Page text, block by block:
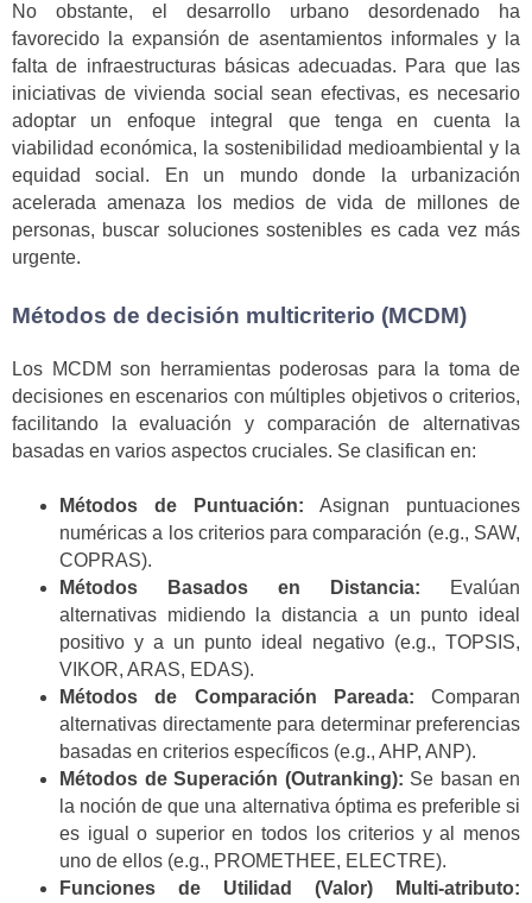
No obstante, el desarrollo urbano desordenado ha
favorecido la expansión de asentamientos informales y la
falta de infraestructuras básicas adecuadas. Para que las
iniciativas de vivienda social sean efectivas, es necesario
adoptar un enfoque integral que tenga en cuenta la
viabilidad económica, la sostenibilidad medioambiental y la
equidad social. En un mundo donde la urbanización
acelerada amenaza los medios de vida de millones de
personas, buscar soluciones sostenibles es cada vez más
urgente.
Métodos de decisión multicriterio (MCDM)
Los MCDM son herramientas poderosas para la toma de
decisiones en escenarios con múltiples objetivos o criterios,
facilitando la evaluación y comparación de alternativas
basadas en varios aspectos cruciales. Se clasifican en:
Métodos de Puntuación: Asignan puntuaciones
numéricas a los criterios para comparación (e.g., SAW,
COPRAS).
Métodos Basados en Distancia: Evalúan
alternativas midiendo la distancia a un punto ideal
positivo y a un punto ideal negativo (e.g., TOPSIS,
VIKOR, ARAS, EDAS).
Métodos de Comparación Pareada: Comparan
alternativas directamente para determinar preferencias
basadas en criterios específicos (e.g., AHP, ANP).
Métodos de Superación (Outranking): Se basan en
la noción de que una alternativa óptima es preferible si
es igual o superior en todos los criterios y al menos
uno de ellos (e.g., PROMETHEE, ELECTRE).
Funciones de Utilidad (Valor) Multi-atributo: